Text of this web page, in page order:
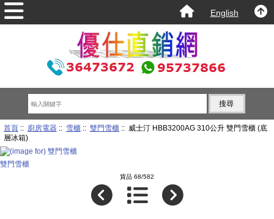
English
首頁:: 廚房電器:: 雪櫃:: 雙門雪櫃:: 威士汀 HBB3200AG 310公升 雙門雪櫃 (底
層冰箱)
雙門雪櫃
貨品 68/582